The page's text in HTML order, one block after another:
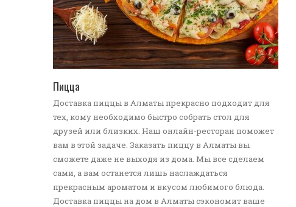
Пицца
Доставка пиццы в Алматы прекрасно подходит для
тех, кому необходимо быстро собрать стол для
друзей или близких. Наш онлайн-ресторан поможет
вам в этой задаче. Заказать пиццу в Алматы вы
сможете даже не выходя из дома. Мы все сделаем
сами, а вам останется лишь наслаждаться
прекрасным ароматом и вкусом любимого блюда.
Доставка пиццы на дом в Алматы сэкономит ваше